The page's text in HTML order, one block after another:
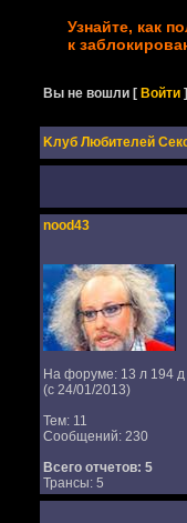
Узнайте, как
к
Вы не вошли [Войти ]
Kлуб Любителей
nood43
На форуме: 13 л 194 д
(с 24/01/2013)
Тем: 11
Сообщений: 230
Всего отчетов: 5
Трансы: 5